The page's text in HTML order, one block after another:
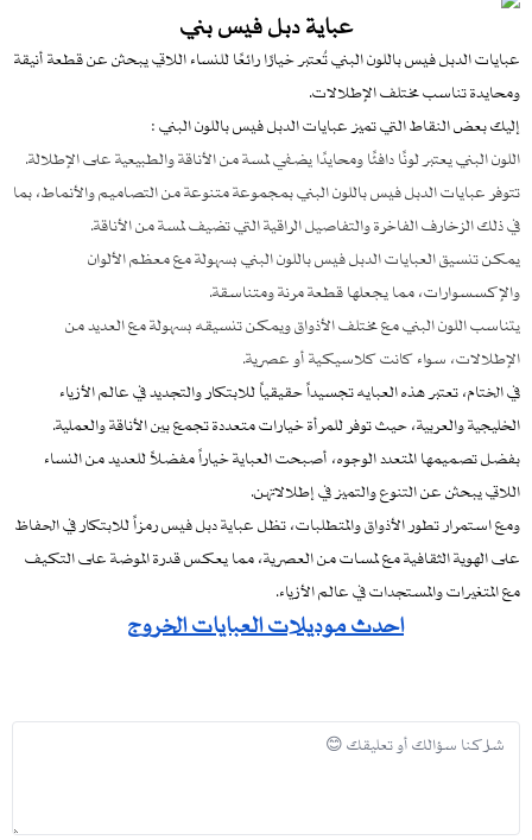
عباية دبل فيس بني
عبايات الدبل فيس باللون البني تُعتبر خيارًا رائعًا للنساء اللاتي يبحثن عن قطعة أنيقة
ومحايدة تناسب مختلف الإطلالات.
إليك بعض النقاط التي تميز عبايات الدبل فيس باللون البني :
اللون البني يعتبر لونًا دافئًا ومحايدًا يضفي لمسة من الأناقة والطبيعية على الإطلالة.
تتوفر عبايات الدبل فيس باللون البني بمجموعة متنوعة من التصاميم والأنماط، بما
في ذلك الزخارف الفاخرة والتفاصيل الراقية التي تضيف لمسة من الأناقة.
يمكن تنسيق العبايات الدبل فيس باللون البني بسهولة مع معظم الألوان
والإكسسوارات، مما يجعلها قطعة مرنة ومتناسقة.
يتناسب اللون البني مع مختلف الأذواق ويمكن تنسيقه بسهولة مع العديد من
الإطلالات، سواء كانت كلاسيكية أو عصرية.
في الختام، تعتبر هذه العبايه تجسيداً حقيقياً للابتكار والتجديد في عالم الأزياء
الخليجية والعربية، حيث توفر للمرأة خيارات متعددة تجمع بين الأناقة والعملية.
بفضل تصميمها المتعدد الوجوه، أصبحت العباية خياراً مفضلاً للعديد من النساء
اللاتي يبحثن عن التنوع والتميز في إطلالاتهن.
ومع استمرار تطور الأذواق والمتطلبات، تظل عباية دبل فيس رمزاً للابتكار في الحفاظ
على الهوية الثقافية مع لمسات من العصرية، مما يعكس قدرة الموضة على التكيف
مع المتغيرات والمستجدات في عالم الأزياء.
احدث موديلات العبايات الخروج